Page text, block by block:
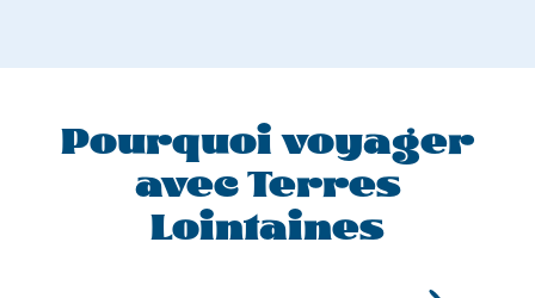
Pourquoi voyager
avec Terres
Lointaines